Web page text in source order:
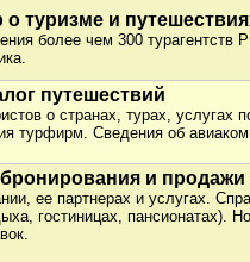
о туризме и
более чем 300
путешествий
о странах, турах, услугах
турфирм. Сведения об
и продажи
ее партнерах и услугах.
гостиницах, пансионатах).